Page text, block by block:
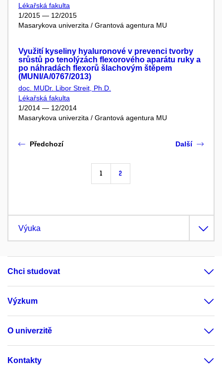
Lékařská fakulta
1/2015 — 12/2015
Masarykova univerzita / Grantová agentura MU
Využití kyseliny hyaluronové v prevenci tvorby
srůstů po tenolýzách flexorového aparátu ruky a
po náhradách flexorů šlachovým štěpem
(MUNI/A/0767/2013)
doc. MUDr. Libor Streit, Ph.D.
Lékařská fakulta
1/2014 — 12/2014
Masarykova univerzita / Grantová agentura MU
Předchozí
1 2
Další
Výuka
Chci studovat
Výzkum
O univerzitě
Kontakty